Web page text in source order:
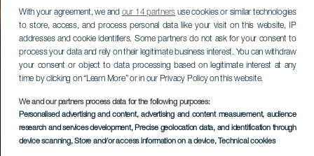
With your agreement, we and our 14 partners use cookies or similar technologies
to store, access, and process personal data like your visit on this website, IP
addresses and cookie identifiers. Some partners do not ask for your consent to
process your data and rely on their legitimate business interest. You can withdraw
your consent or object to data processing based on legitimate interest at any
time by clicking on “Learn More” or in our Privacy Policy on this website.
We and our partners process data for the following purposes:
Personalised advertising and content, advertising and content measurement, audience
research and services development, Precise geolocation data, and identification through
device scanning, Store and/or access information on a device, Technical cookies